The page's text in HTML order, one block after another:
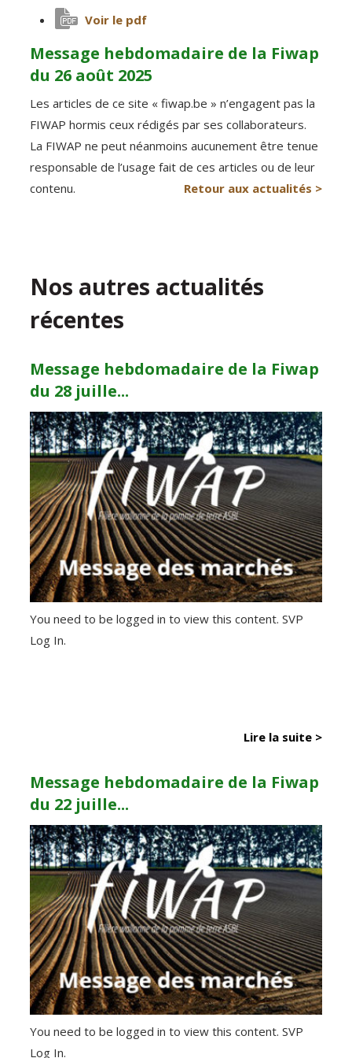
Voir le pdf
Message hebdomadaire de la Fiwap
du 26 août 2025
Les articles de ce site « fiwap.be » n’engagent pas la
FIWAP hormis ceux rédigés par ses collaborateurs.
La FIWAP ne peut néanmoins aucunement être tenue
responsable de l’usage fait de ces articles ou de leur
contenu.
Retour aux actualités >
Nos autres actualités
récentes
Message hebdomadaire de la Fiwap
du 28 juille...
You need to be logged in to view this content. SVP
Log In.
Lire la suite >
Message hebdomadaire de la Fiwap
du 22 juille...
You need to be logged in to view this content. SVP
Log In.